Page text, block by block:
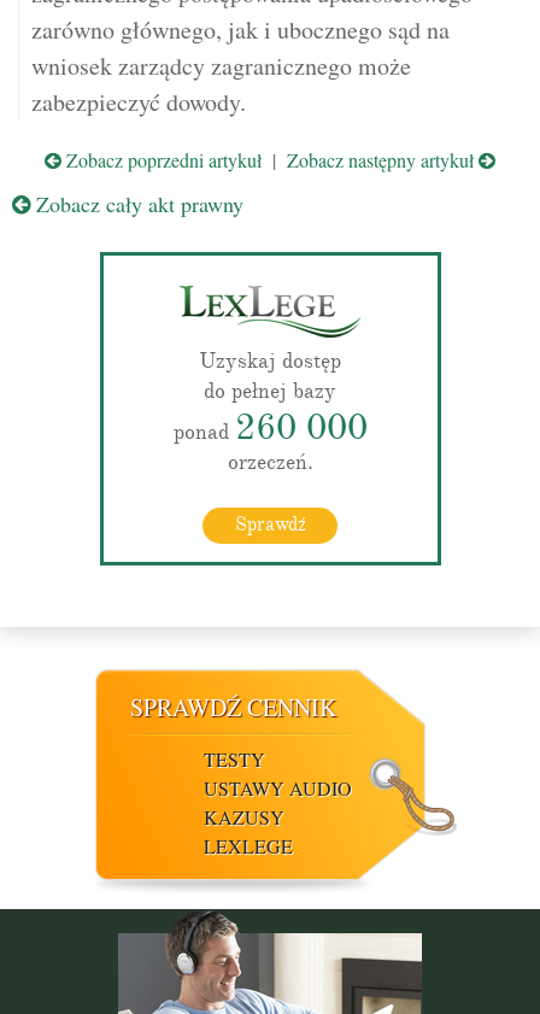
zarówno głównego, jak i ubocznego sąd na
wniosek zarządcy zagranicznego może
zabezpieczyć dowody.
Zobacz poprzedni artykuł | Zobacz następny artykuł
Zobacz cały akt prawny
Uzyskaj dostęp
do pełnej bazy
ponad 260 000
orzeczeń.
Sprawdź
SPRAWDŹ CENNIK
TESTY
USTAWY AUDIO
KAZUSY
LEXLEGE